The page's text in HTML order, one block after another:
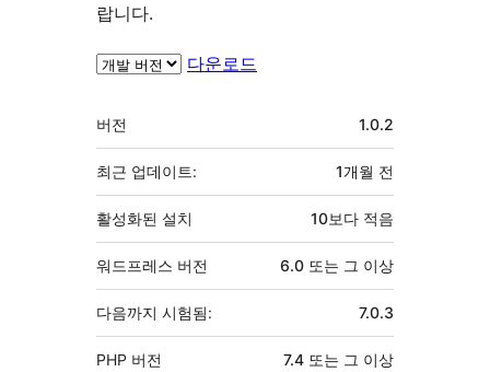
랍니다.
다운로드
기
초
버전 1.0.2
최근 업데이트: 1개월 전
활성화된 설치 10보다 적음
워드프레스 버전 6.0 또는 그 이상
다음까지 시험됨: 7.0.3
PHP 버전 7.4 또는 그 이상